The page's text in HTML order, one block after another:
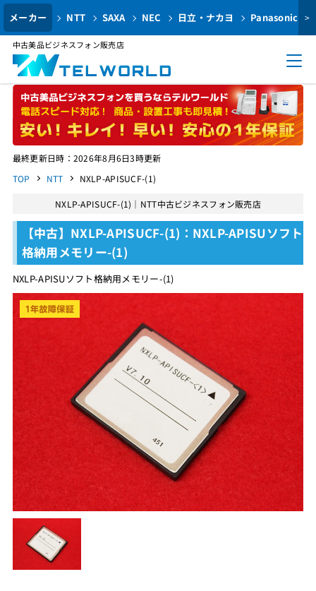
メーカー NTT SAXA NEC 日立・ナカヨ Panasonic >
中古美品ビジネスフォン販売店
最終更新日時：2026年8月6日3時更新
TOP
NTT NXLP-APISUCF-(1)
NXLP-APISUCF-(1)｜NTT中古ビジネスフォン販売店
【中古】NXLP-APISUCF-(1)：NXLP-APISUソフト
格納用メモリー-(1)
NXLP-APISUソフト格納用メモリー-(1)